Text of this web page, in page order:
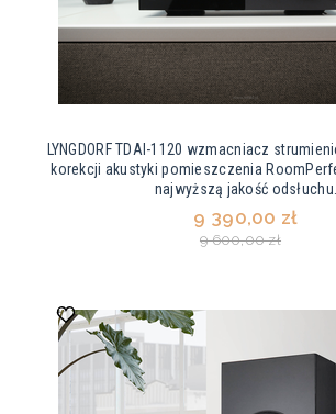
LYNGDORF TDAI-1120 wzmacniacz
korekcji akustyki pomieszczenia
najwyższą jakość odsłuchu.
9 390,00 zł
9 600,00 zł